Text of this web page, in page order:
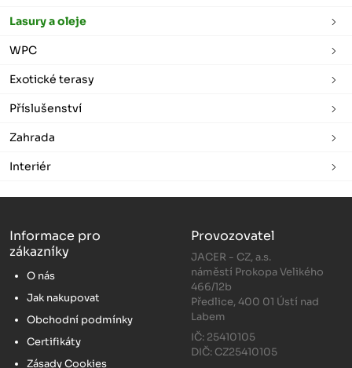
Lasury a oleje
WPC
Exotické terasy
Příslušenství
Zahrada
Interiér
Informace pro
zákazníky
O nás
Jak nakupovat
Obchodní podmínky
Certifikáty
Zásady Cookies
Provozovatel
JACER - CZ, a.s.
náměstí Prokopa Velikého
466/12b
Předlice, 400 01 Ústí nad
Labem
IČ: 25410105
DIČ: CZ25410105